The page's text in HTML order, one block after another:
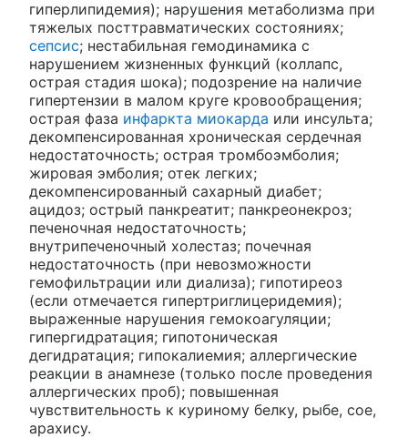
гиперлипидемия); нарушения метаболизма при
тяжелых посттравматических состояниях;
сепсис; нестабильная гемодинамика с
нарушением жизненных функций (коллапс,
острая стадия шока); подозрение на наличие
гипертензии в малом круге кровообращения;
острая фаза инфаркта миокарда или инсульта;
декомпенсированная хроническая сердечная
недостаточность; острая тромбоэмболия;
жировая эмболия; отек легких;
декомпенсированный сахарный диабет;
ацидоз; острый панкреатит; панкреонекроз;
печеночная недостаточность;
внутрипеченочный холестаз; почечная
недостаточность (при невозможности
гемофильтрации или диализа); гипотиреоз
(если отмечается гипертриглицеридемия);
выраженные нарушения гемокоагуляции;
гипергидратация; гипотоническая
дегидратация; гипокалиемия; аллергические
реакции в анамнезе (только после проведения
аллергических проб); повышенная
чувствительность к куриному белку, рыбе, сое,
арахису.